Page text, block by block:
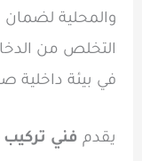
والمحلية لضمان
التخلص من
في بيئة داخلية
يقدم فني